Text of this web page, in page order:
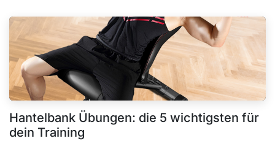
Hantelbank Übungen: die 5 wichtigsten für
dein Training